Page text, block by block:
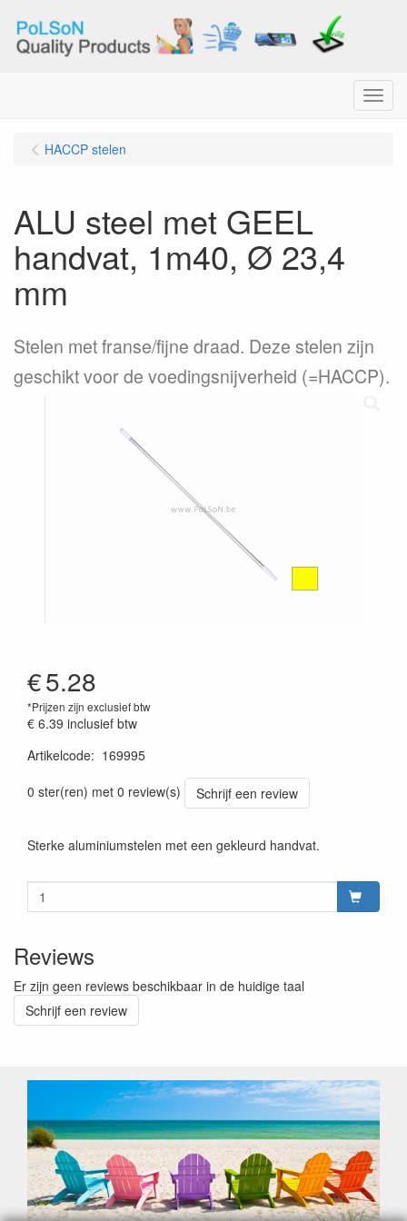
Menu
HACCP stelen
ALU steel met GEEL
handvat, 1m40, Ø 23,4
mm
Stelen met franse/fijne draad. Deze stelen zijn
geschikt voor de voedingsnijverheid (=HACCP).
€5.28
*Prijzen zijn exclusief btw
€ 6.39 inclusief btw
Artikelcode: 169995
0 ster(ren) met 0 review(s)
Schrijf een review
Sterke aluminiumstelen met een gekleurd handvat.
Reviews
Er zijn geen reviews beschikbaar in de huidige taal
Schrijf een review